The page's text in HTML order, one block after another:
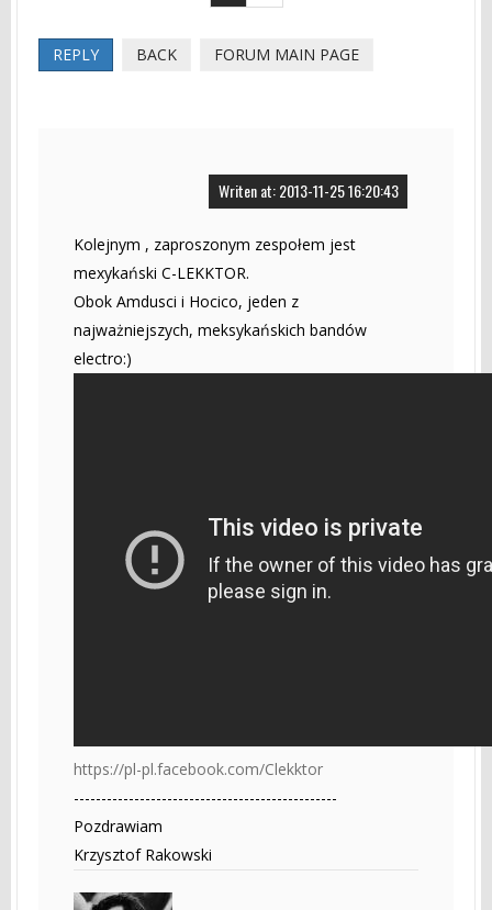
REPLY BACK FORUM MAIN PAGE
Writen at: 2013-11-25 16:20:43
Kolejnym , zaproszonym zespołem jest
mexykański C-LEKKTOR.
Obok Amdusci i Hocico, jeden z
najważniejszych, meksykańskich bandów
electro:)
https://pl-pl.facebook.com/Clekktor
------------------------------------------------
Pozdrawiam
Krzysztof Rakowski